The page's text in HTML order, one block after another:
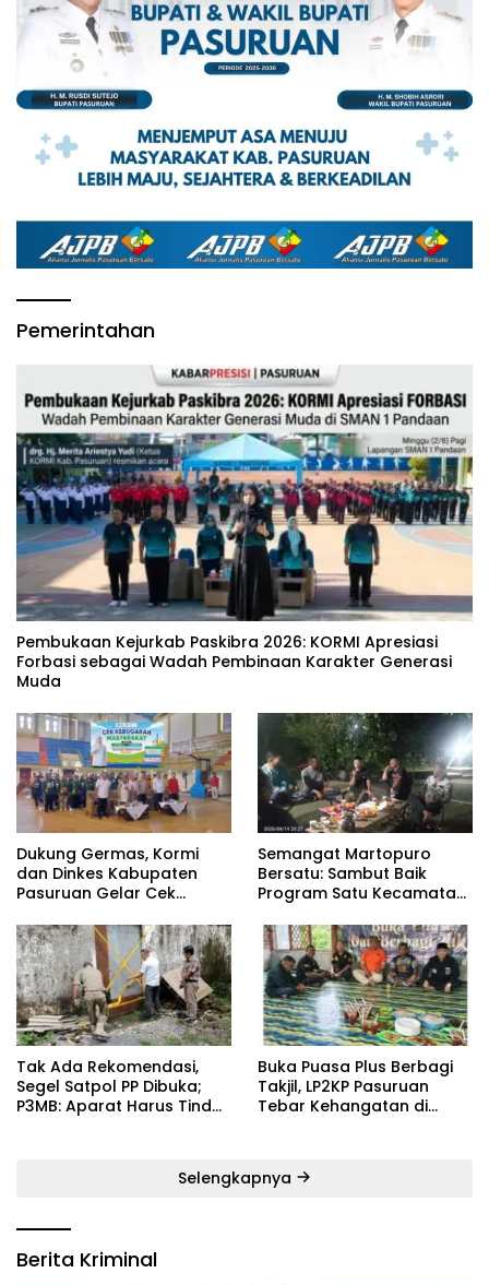
Pemerintahan
‎Pembukaan Kejurkab Paskibra 2026: KORMI Apresiasi
Forbasi sebagai Wadah Pembinaan Karakter Generasi
Muda
Dukung Germas, Kormi
dan Dinkes Kabupaten
Pasuruan Gelar Cek
Semangat Martopuro
Bersatu: Sambut Baik
Program Satu Kecamatan
Kebangkitan Persekabpas
‎Tak Ada Rekomendasi,
Segel Satpol PP Dibuka;
P3MB: Aparat Harus Tindak
‎Buka Puasa Plus Berbagi
Takjil, LP2KP Pasuruan
Tebar Kehangatan di
Selengkapnya
Berita Kriminal